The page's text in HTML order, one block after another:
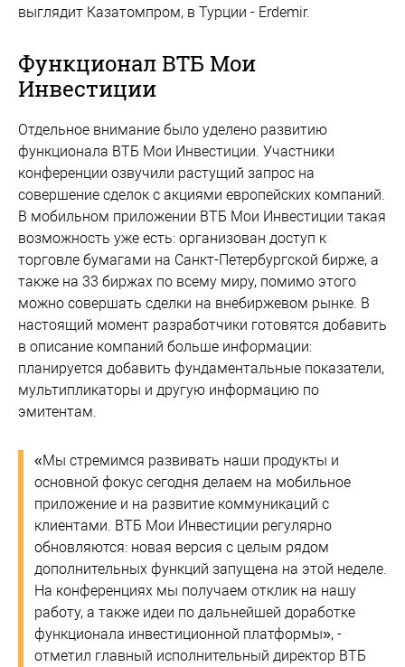
выглядит Казатомпром, в Турции - Erdemir.
Функционал ВТБ Мои
Инвестиции
Отдельное внимание было уделено развитию
функционала ВТБ Мои Инвестиции. Участники
конференции озвучили растущий запрос на
совершение сделок с акциями европейских компаний.
В мобильном приложении ВТБ Мои Инвестиции такая
возможность уже есть: организован доступ к
торговле бумагами на Санкт-Петербургской бирже, а
также на 33 биржах по всему миру, помимо этого
можно совершать сделки на внебиржевом рынке. В
настоящий момент разработчики готовятся добавить
в описание компаний больше информации:
планируется добавить фундаментальные показатели,
мультипликаторы и другую информацию по
эмитентам.
«Мы стремимся развивать наши продукты и
основной фокус сегодня делаем на мобильное
приложение и на развитие коммуникаций с
клиентами. ВТБ Мои Инвестиции регулярно
обновляются: новая версия с целым рядом
дополнительных функций запущена на этой неделе.
На конференциях мы получаем отклик на нашу
работу, а также идеи по дальнейшей доработке
функционала инвестиционной платформы», -
отметил главный исполнительный директор ВТБ